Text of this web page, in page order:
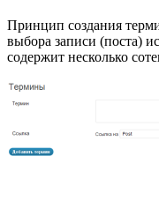
Принцип создания
выбора записи (поста)
содержит несколько